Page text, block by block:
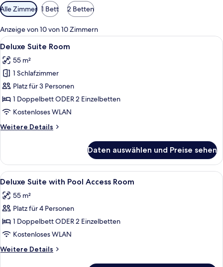
Verfügbare
Filter
für
Zimmer
Alle Zimmer 1 Bett 2 Betten
Anzeige von 10 von 10 Zimmern
Alle
Fotos
für
Deluxe
Suite
Room
anzeigen
Ein Balkon mit einem blauen Sofa,
6
Deluxe Suite Room
55 m²
1 Schlafzimmer
Platz für 3 Personen
1 Doppelbett ODER 2 Einzelbetten
Kostenloses WLAN
Weitere Details
Weitere
Suite
Room
Daten auswählen und Preise sehen
Alle
Fotos
für
Deluxe
Suite
with
Pool
Access
Ein Hotelzimmer mit zwei Betten,
6
Deluxe Suite with Pool Access Room
55 m²
Platz für 4 Personen
1 Doppelbett ODER 2 Einzelbetten
Kostenloses WLAN
Weitere Details
Weitere